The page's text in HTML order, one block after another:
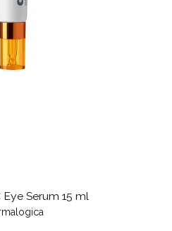
Serum 15 ml